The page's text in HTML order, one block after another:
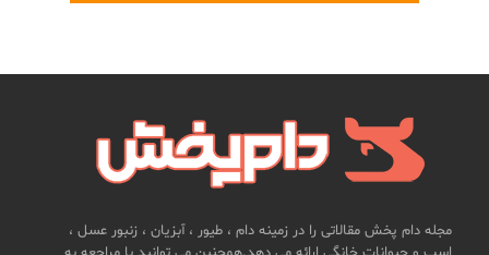
مجله دام پخش مقالاتی را در زمینه دام ، طیور ، آبزیان ، زنبور عسل ،